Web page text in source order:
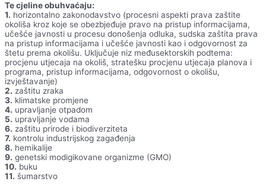
Te cjeline obuhvaćaju:
1. horizontalno zakonodavstvo (procesni aspekti prava zaštite
okoliša kroz koje se obezbjeđuje pravo na pristup informacijama,
učešće javnosti u procesu donošenja odluka, sudska zaštita prava
na pristup informacijama i učešće javnosti kao i odgovornost za
štetu prema okolišu. Uključuje niz međusektorskih podtema:
procjenu utjecaja na okoliš, stratešku procjenu utjecaja planova i
programa, pristup informacijama, odgovornost o okolišu,
izvještavanje)
2. zaštitu zraka
3. klimatske promjene
4. upravljanje otpadom
5. upravljanje vodama
6. zaštitu prirode i biodiverziteta
7. kontrolu industrijskog zagađenja
8. hemikalije
9. genetski modigikovane organizme (GMO)
10. buku
11. šumarstvo